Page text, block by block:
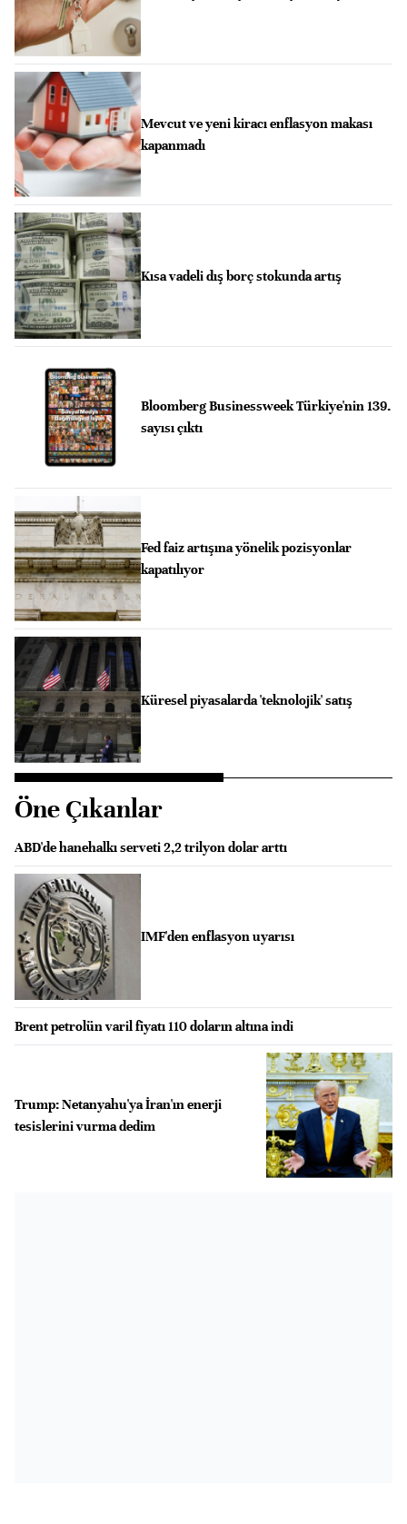
Mevcut ve yeni kiracı enflasyon makası
kapanmadı
Kısa vadeli dış borç stokunda artış
Bloomberg Businessweek Türkiye'nin 139.
sayısı çıktı
Fed faiz artışına yönelik pozisyonlar
kapatılıyor
Küresel piyasalarda 'teknolojik' satış
Öne Çıkanlar
ABD'de hanehalkı serveti 2,2 trilyon dolar arttı
IMF'den enflasyon uyarısı
Brent petrolün varil fiyatı 110 doların altına indi
Trump: Netanyahu'ya İran'ın enerji
tesislerini vurma dedim